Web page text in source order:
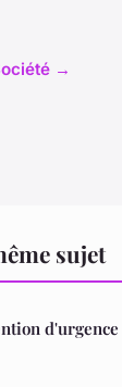
→
sujet
d'urgence